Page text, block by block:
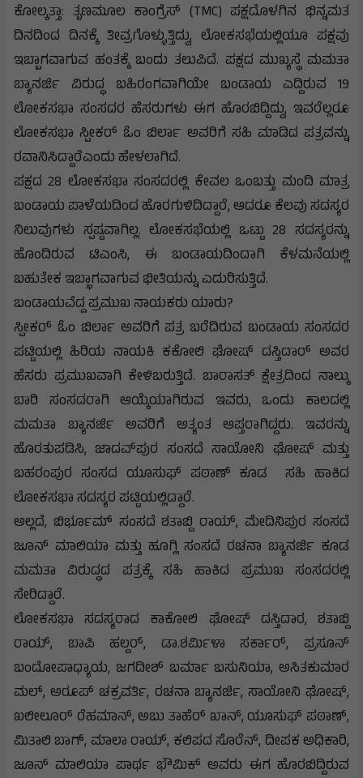
ಕೋಲ್ಕತ್ತಾ: ತೃಣಮೂಲ ಕಾಂಗ್ರೆಸ್ (TMC) ಪಕ್ಷದೊಳಗಿನ ಭಿನ್ನಮತ
ದಿನದಿಂದ ದಿನಕ್ಕೆ ತೀವ್ರಗೊಳ್ಳುತ್ತಿದ್ದು, ಲೋಕಸಭೆಯಲ್ಲಿಯೂ ಪಕ್ಷವು
ಇಬ್ಬಾಗವಾಗುವ ಹಂತಕ್ಕೆ ಬಂದು ತಲುಪಿದೆ. ಪಕ್ಷದ ಮುಖ್ಯಸ್ಥೆ ಮಮತಾ
ಬ್ಯಾನರ್ಜಿ ವಿರುದ್ಧ ಬಹಿರಂಗವಾಗಿಯೇ ಬಂಡಾಯ ಎದ್ದಿರುವ 19
ಲೋಕಸಭಾ ಸಂಸದರ ಹೆಸರುಗಳು ಈಗ ಹೊರಬಿದ್ದಿದ್ದು, ಇವರೆಲ್ಲರೂ
ಲೋಕಸಭಾ ಸ್ಪೀಕರ್ ಓಂ ಬಿರ್ಲಾ ಅವರಿಗೆ ಸಹಿ ಮಾಡಿದ ಪತ್ರವನ್ನು
ರವಾನಿಸಿದ್ದಾರೆಎಂದು ಹೇಳಲಾಗಿದೆ.
ಪಕ್ಷದ 28 ಲೋಕಸಭಾ ಸಂಸದರಲ್ಲಿ ಕೇವಲ ಒಂಬತ್ತು ಮಂದಿ ಮಾತ್ರ
ಬಂಡಾಯ ಪಾಳೆಯದಿಂದ ಹೊರಗುಳಿದಿದ್ದಾರೆ, ಆದರೂ ಕೆಲವು ಸದಸ್ಯರ
ನಿಲುವುಗಳು ಸ್ಪಷ್ಟವಾಗಿಲ್ಲ. ಲೋಕಸಭೆಯಲ್ಲಿ ಒಟ್ಟು 28 ಸದಸ್ಯರನ್ನು
ಹೊಂದಿರುವ ಟಿಎಂಸಿ, ಈ ಬಂಡಾಯದಿಂದಾಗಿ ಕೆಳಮನೆಯಲ್ಲಿ
ಬಹುತೇಕ ಇಬ್ಭಾಗವಾಗುವ ಭೀತಿಯನ್ನು ಎದುರಿಸುತ್ತಿದೆ.
ಬಂಡಾಯವೆದ್ದ ಪ್ರಮುಖ ನಾಯಕರು ಯಾರು?
ಸ್ಪೀಕರ್ ಓಂ ಬಿರ್ಲಾ ಅವರಿಗೆ ಪತ್ರ ಬರೆದಿರುವ ಬಂಡಾಯ ಸಂಸದರ
ಪಟ್ಟಿಯಲ್ಲಿ ಹಿರಿಯ ನಾಯಕಿ ಕಕೋಲಿ ಘೋಷ್ ದಸ್ತಿದಾರ್ ಅವರ
ಹೆಸರು ಪ್ರಮುಖವಾಗಿ ಕೇಳಿಬರುತ್ತಿದೆ. ಬಾರಾಸತ್ ಕ್ಷೇತ್ರದಿಂದ ನಾಲ್ಕು
ಬಾರಿ ಸಂಸದರಾಗಿ ಆಯ್ಕೆಯಾಗಿರುವ ಇವರು, ಒಂದು ಕಾಲದಲ್ಲಿ
ಮಮತಾ ಬ್ಯಾನರ್ಜಿ ಅವರಿಗೆ ಅತ್ಯಂತ ಆಪ್ತರಾಗಿದ್ದರು. ಇವರನ್ನು
ಹೊರತುಪಡಿಸಿ, ಜಾದವ್‌ಪುರ ಸಂಸದೆ ಸಾಯೋನಿ ಘೋಷ್ ಮತ್ತು
ಬಹರಂಪುರ ಸಂಸದ ಯೂಸುಫ್ ಪಠಾಣ್ ಕೂಡ ಸಹಿ ಹಾಕಿದ
ಲೋಕಸಭಾ ಸದಸ್ಯರ ಪಟ್ಟಿಯಲ್ಲಿದ್ದಾರೆ.
ಅಲ್ಲದೆ, ಬಿರ್ಭೂಮ್ ಸಂಸದೆ ಶತಾಬ್ದಿ ರಾಯ್, ಮೇದಿನಿಪುರ ಸಂಸದೆ
ಜೂನ್ ಮಾಲಿಯಾ ಮತ್ತು ಹೂಗ್ಲಿ ಸಂಸದೆ ರಚನಾ ಬ್ಯಾನರ್ಜಿ ಕೂಡ
ಮಮತಾ ವಿರುದ್ಧದ ಪತ್ರಕ್ಕೆ ಸಹಿ ಹಾಕಿದ ಪ್ರಮುಖ ಸಂಸದರಲ್ಲಿ
ಸೇರಿದ್ದಾರೆ.
ಲೋಕಸಭಾ ಸದಸ್ಯರಾದ ಕಾಕೋಲಿ ಘೋಷ್ ದಸ್ತಿದಾರ, ಶತಾಬ್ದಿ
ರಾಯ್, ಬಾಪಿ ಹಲ್ದರ್, ಡಾ.ಶರ್ಮಿಳಾ ಸರ್ಕಾರ್, ಪ್ರಸೂನ್
ಬಂದೋಪಾಧ್ಯಾಯ, ಜಗದೀಶ್ ಬರ್ಮಾ ಬಸುನಿಯಾ, ಅಸಿತಕುಮಾರ
ಮಲ್, ಅರೂಪ್ ಚಕ್ರವರ್ತಿ, ರಚನಾ ಬ್ಯಾನರ್ಜಿ, ಸಾಯೋನಿ ಘೋಷ್,
ಖಲೀಲೂರ್ ರೆಹಮಾನ್, ಅಬು ತಾಹೆರ್ ಖಾನ್, ಯೂಸುಫ್ ಪಠಾಣ್,
ಮಿತಾಲಿ ಬಾಗ್, ಮಾಲಾ ರಾಯ್, ಕಲಿಪದ ಸೊರೆನ್, ದೀಪಕ ಅಧಿಕಾರಿ,
ಜೂನ್ ಮಾಲಿಯಾ ಪಾರ್ಥ ಭೌಮಿಕ್ ಅವರು ಈಗ ಹೊರಬಿದ್ದಿರುವ